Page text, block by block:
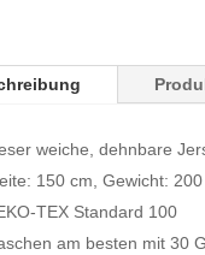
weiche, dehnbare
150 cm, Gewicht: 200
TEX Standard 100
am besten mit 30